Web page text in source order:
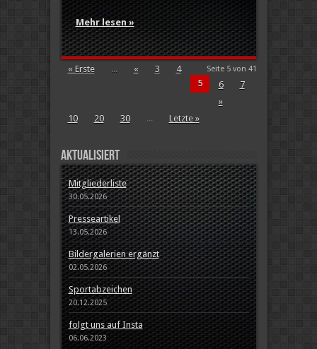
Mehr lesen »
Seite 5 von 41
« Erste ... « 3
4
5
6
7
»
10
20 30 ... Letzte »
Aktualisiert
Mitgliederliste
30.05.2026
Presseartikel
13.05.2026
Bildergalerien ergänzt
02.05.2026
Sportabzeichen
20.12.2025
folgt uns auf Insta
06.06.2023